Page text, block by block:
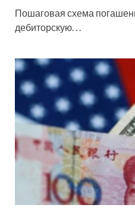
Пошаговая схема
дебиторскую. . .